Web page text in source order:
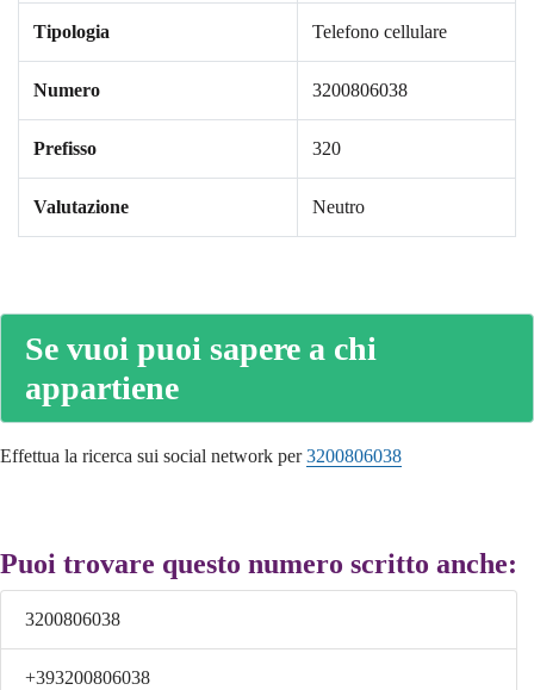
Tipologia Telefono cellulare
Numero 3200806038
Prefisso 320
Valutazione Neutro
Se vuoi puoi sapere a chi
appartiene
Effettua la ricerca sui social network per3200806038
Puoi trovare questo numero scritto anche:
3200806038
+393200806038